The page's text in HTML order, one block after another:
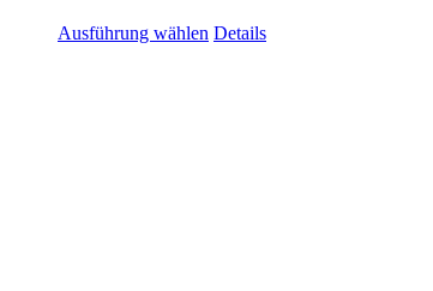
Ausführung wählen Details